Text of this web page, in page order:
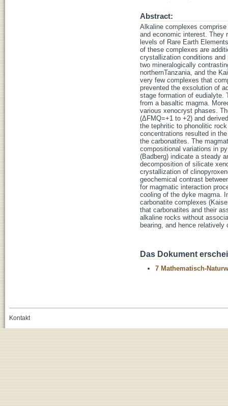
Abstract:
Alkaline complexes
and economic interest. They
levels of Rare Earth
of these complexes are
crystallization conditions
two mineralogically
northernTanzania, and the
very few complexes that
prevented the exsolution of
stage formation of eudialyte.
from a basaltic magma.
various xenocryst phases.
(ΔFMQ=+1 to +2) and
the tephritic to phonolitic
concentrations resulted in
the carbonatites. The
compositional variations in
(Badberg) indicate a steady
decomposition of silicate
crystallization of
geochemical contrast
for magmatic interaction
cooling of the dyke magma.
carbonatite complexes
that carbonatites and their
alkaline rocks without
bearing, and hence
Das Dokument
7 Mathematisch-
Kontakt